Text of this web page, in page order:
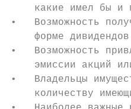
какие имел бы и
•   Возможность
форме
•   Возможность
эмиссии акций
•   Владельцы
количеству